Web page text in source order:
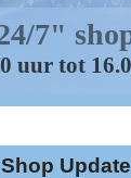
Shop Update